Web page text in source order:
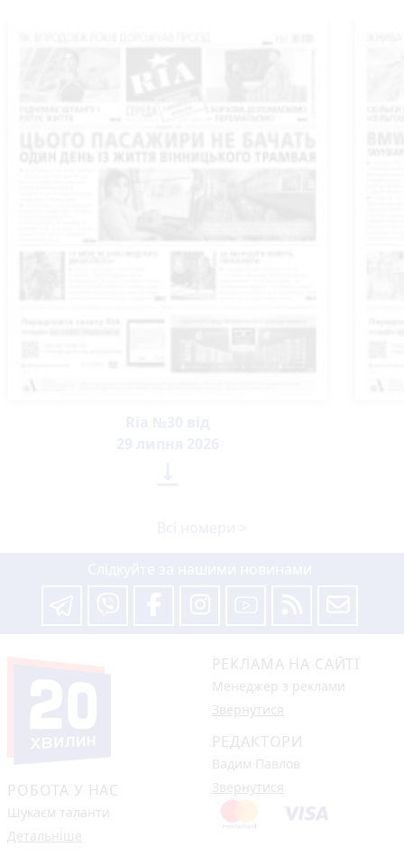
РОБОТА У НАС
Шукаєм таланти
Детальніше
РЕКЛАМА НА САЙТІ
Менеджер з реклами
Звернутися
РЕДАКТОРИ
Вадим Павлов
Звернутися